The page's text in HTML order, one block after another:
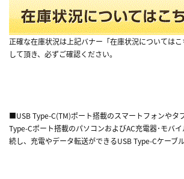
正確な在庫状況は上記バナー「在庫状況については
して頂き、必ずご確認ください。
■USB Type-C(TM)ポート搭載のスマートフォンやタ
Type-Cポート搭載のパソコンおよびAC充電器･モバ
続し、充電やデータ転送ができるUSB Type-Cケーブル